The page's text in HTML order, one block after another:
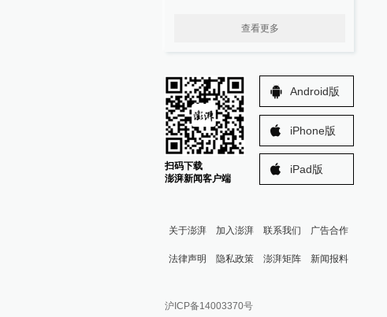
查看更多
扫码下载
澎湃新闻客户端
Android版
iPhone版
iPad版
关于澎湃 加入澎湃 联系我们 广告合作
法律声明 隐私政策 澎湃矩阵
澎湃新闻公众号
新闻报料
报料邮箱: news@thepaper.cn
沪ICP备14003370号